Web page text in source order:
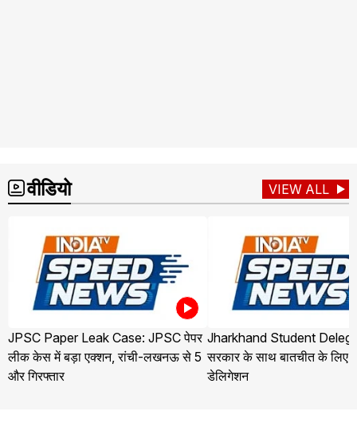
वीडियो VIEW ALL
JPSC Paper Leak Case: JPSC पेपर
लीक केस में बड़ा एक्शन, रांची-लखनऊ से 5
और गिरफ्तार
Jharkhand Student
सरकार के साथ बातचीत के लिए
डेलिगेशन